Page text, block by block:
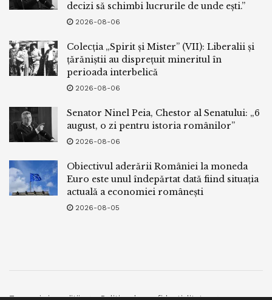
decizi să schimbi lucrurile de unde ești.”
2026-08-06
Colecția „Spirit și Mister” (VII): Liberalii și
țărăniștii au disprețuit mineritul în
perioada interbelică
2026-08-06
Senator Ninel Peia, Chestor al Senatului: „6
august, o zi pentru istoria românilor”
2026-08-06
Obiectivul aderării României la moneda
Euro este unul îndepărtat dată fiind situația
actuală a economiei românești
2026-08-05